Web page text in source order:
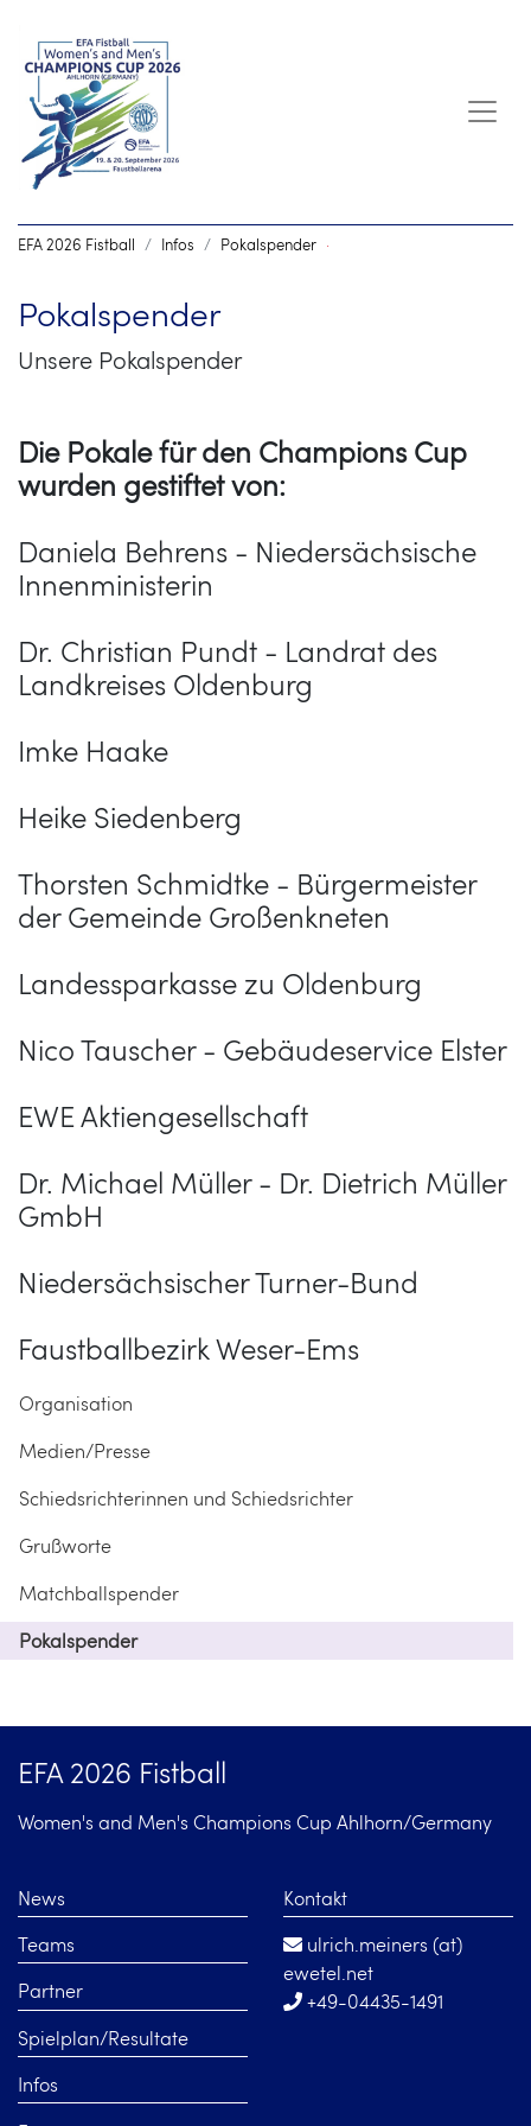
EFA 2026 Fistball Infos Pokalspender ·
Organisation
Medien/Presse
Schiedsrichterinnen und Schiedsrichter
Grußworte
Matchballspender
Pokalspender
Pokalspender
Unsere Pokalspender
Die Pokale für den Champions Cup
wurden gestiftet von:
Daniela Behrens - Niedersächsische
Innenministerin
Dr. Christian Pundt - Landrat des
Landkreises Oldenburg
Imke Haake
Heike Siedenberg
Thorsten Schmidtke - Bürgermeister
der Gemeinde Großenkneten
Landessparkasse zu Oldenburg
Nico Tauscher - Gebäudeservice Elster
EWE Aktiengesellschaft
Dr. Michael Müller - Dr. Dietrich Müller
GmbH
Niedersächsischer Turner-Bund
Faustballbezirk Weser-Ems
EFA 2026 Fistball
Women's and Men's Champions Cup Ahlhorn/Germany
News
Teams
Partner
Spielplan/Resultate
Infos
Kontakt
ulrich.meiners (at)
ewetel.net
+49-04435-1491